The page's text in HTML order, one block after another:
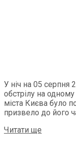
У ніч на 05 серпня
обстрілу на
міста Києва було
призвело до його
Читати ще